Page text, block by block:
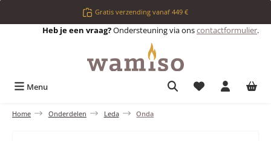
Ga naar de hoofdinhoudGratis verzending vanaf 449 €
Heb je een vraag?Ondersteuning via onscontactformulier.
Menu Je hebt 0 items
Home Onderdelen Leda Onda